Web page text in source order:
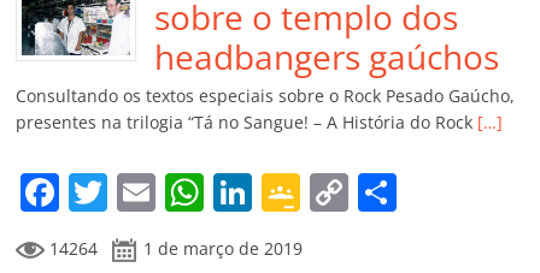
o
o
k
p
p
n Cl
a
ss
ro
o
m
n
k
til
h
ar
sobre o templo dos
headbangers gaúchos
Consultando os textos especiais sobre o Rock Pesado Gaúcho,
presentes na trilogia “Tá no Sangue! – A História do Rock […]
F
a
T
w
E
m
W Li
n
G
o
C
14264 1 de março de 2019